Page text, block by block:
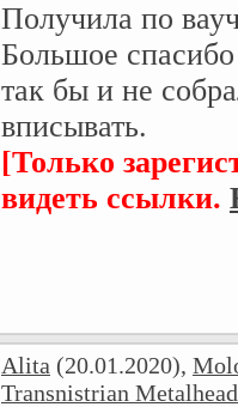
Получила по
Большое
так бы и не
вписывать.
[Только
видеть ссылки.
Alita (20.01.2020),
Transnistrian Metalhead